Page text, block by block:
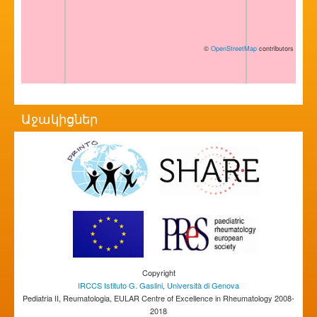
© OpenStreetMap contributors
Աջակիցներ
Copyright
IRCCS Istituto G. Gaslini, Università di Genova
Pediatria II, Reumatologia, EULAR Centre of Excellence in Rheumatology 2008-
2018